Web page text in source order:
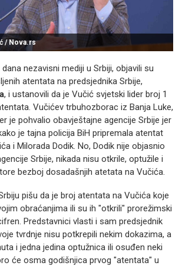
/ Nova.rs
nezavisni mediji u Srbiji, objavili su
atentata na predsjednika Srbije,
, i ustanovili da je Vučić svjetski lider broj 1
Vučićev trbuhozborac iz Banja Luke,
je pohvalio obavještajne agencije Srbije jer
je tajna policija BiH pripremala atentat
i Milorada Dodik. No, Dodik nije objasnio
Srbije, nikada nisu otkrile, optužile i
bezboj dosadašnjih atetata na Vučića.
pišu da je broj atentata na Vučića koje
obraćanjima ili su ih "otkrili" prorežimski
Predstavnici vlasti i sam predsjednik
tvrdnje nisu potkrepili nekim dokazima, a
i jedna jedina optužnica ili osuđen neki
će osma godišnjica prvog "atentata" u